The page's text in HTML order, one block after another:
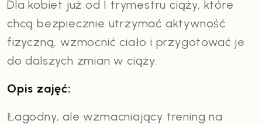
Dla kobiet już od I trymestru ciąży, które
chcą bezpiecznie utrzymać aktywność
fizyczną, wzmocnić ciało i przygotować je
do dalszych zmian w ciąży.
Opis zajęć:
Łagodny, ale wzmacniający trening na